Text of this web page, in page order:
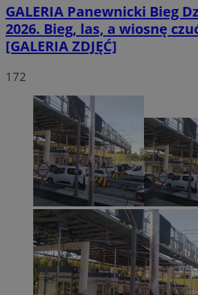
GALERIA Panewnicki Bieg
2026. Bieg, las, a wiosnę
[GALERIA ZDJĘĆ]
172